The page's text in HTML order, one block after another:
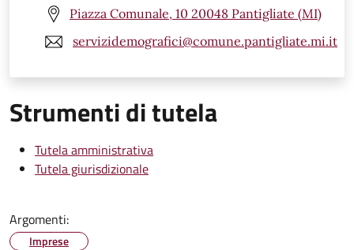
Piazza Comunale, 10 20048 Pantigliate (MI)
servizidemografici@comune.pantigliate.mi.it
Strumenti di tutela
Tutela amministrativa
Tutela giurisdizionale
Argomenti:
Imprese